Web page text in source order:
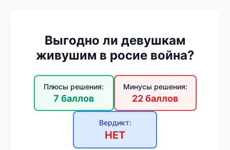
Выгодно ли девушкам
живушим в росие война?
Плюсы решения:
7 баллов
Минусы решения:
22 баллов
Вердикт:
НЕТ